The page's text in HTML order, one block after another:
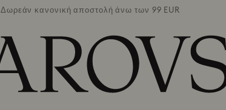
Δωρεάν κανονική αποστολή άνω των 99 EUR Δωρεάν